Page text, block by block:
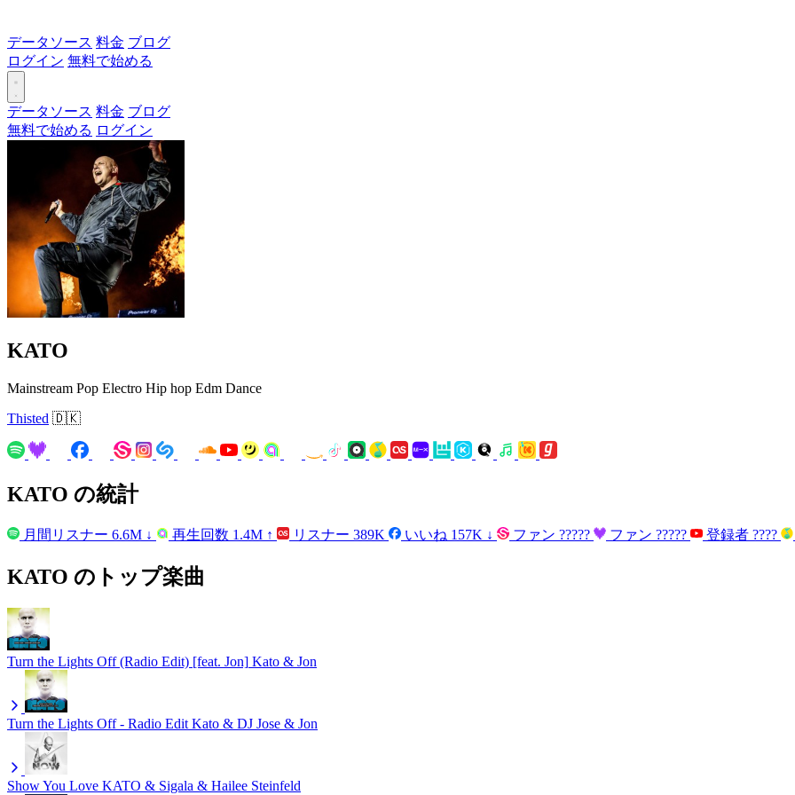
データソース 料金 ブログ
ログイン 無料で始める
データソース 料金 ブログ
無料で始める ログイン
KATO
Mainstream Pop Electro Hip hop Edm Dance
Thisted 🇩🇰
KATO の統計
月間リスナー 6.6M ↓ 再生回数 1.4M ↑ リスナー 389K いいね 157K ↓ ファン ????? ファン ????? 登録者 ????
KATO のトップ楽曲
Turn the Lights Off (Radio Edit) [feat. Jon] Kato & Jon
Turn the Lights Off - Radio Edit Kato & DJ Jose & Jon
Show You Love KATO & Sigala & Hailee Steinfeld